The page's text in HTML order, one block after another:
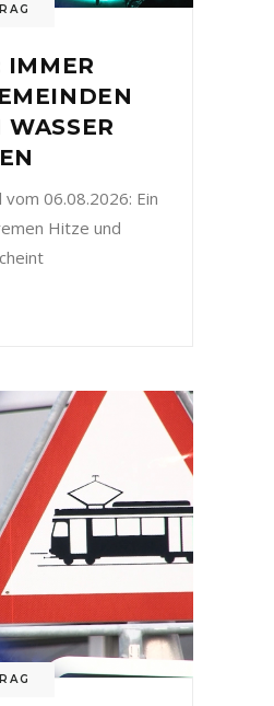
IMMER
WASSER
vom 06.08.2026: Ein
Hitze und